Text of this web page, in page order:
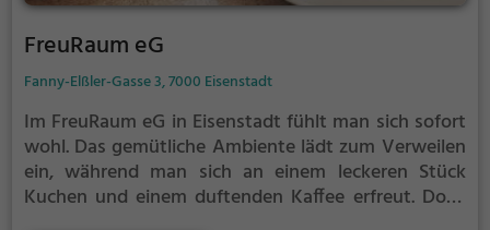
FreuRaum eG
Fanny-Elßler-Gasse 3, 7000 Eisenstadt
Im FreuRaum eG in Eisenstadt fühlt man sich sofort
wohl. Das gemütliche Ambiente lädt zum Verweilen
ein, während man sich an einem leckeren Stück
Kuchen und einem duftenden Kaffee erfreut. Doch